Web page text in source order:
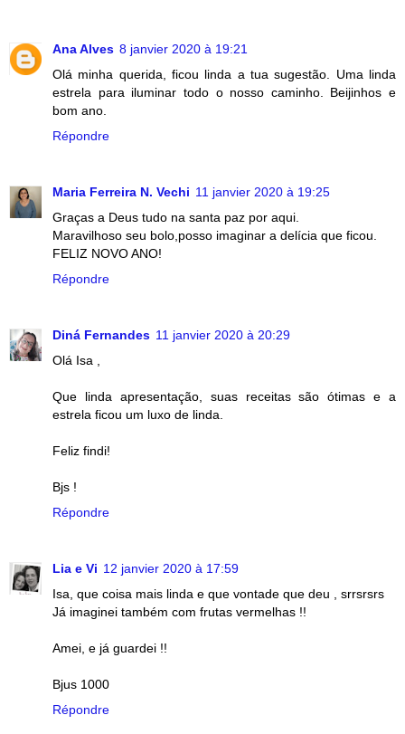
Ana Alves 8 janvier 2020 à 19:21
Olá minha querida, ficou linda a tua sugestão. Uma linda
estrela para iluminar todo o nosso caminho. Beijinhos e
bom ano.
Répondre
Maria Ferreira N. Vechi 11 janvier 2020 à 19:25
Graças a Deus tudo na santa paz por aqui.
Maravilhoso seu bolo,posso imaginar a delícia que ficou.
FELIZ NOVO ANO!
Répondre
Diná Fernandes 11 janvier 2020 à 20:29
Olá Isa ,
Que linda apresentação, suas receitas são ótimas e a
estrela ficou um luxo de linda.
Feliz findi!
Bjs !
Répondre
Lia e Vi 12 janvier 2020 à 17:59
Isa, que coisa mais linda e que vontade que deu , srrsrsrs
Já imaginei também com frutas vermelhas !!
Amei, e já guardei !!
Bjus 1000
Répondre